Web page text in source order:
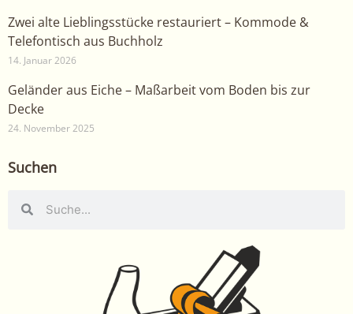
Zwei alte Lieblingsstücke restauriert – Kommode &
Telefontisch aus Buchholz
14. Januar 2026
Geländer aus Eiche – Maßarbeit vom Boden bis zur
Decke
24. November 2025
Suchen